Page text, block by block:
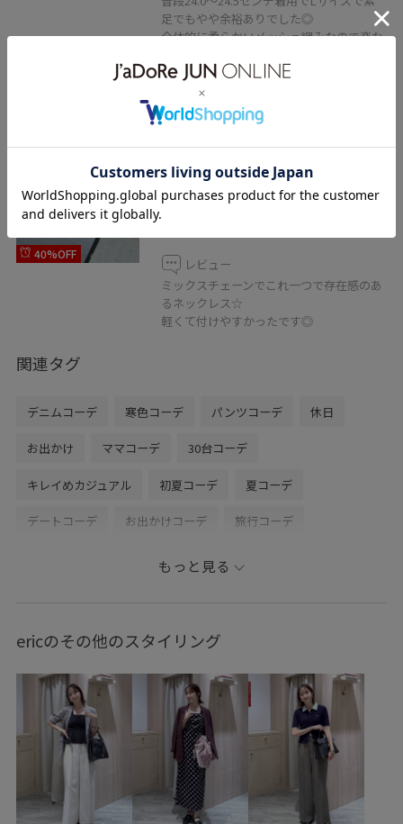
足でもやや余裕ありでした◎
全体的に柔らかいメッシュ網みなので楽な
40%OFF
2BUY10%OFF
VIS
チャームコンビチェーンネックレ
ス
シルバー / F
レビュー
ミックスチェーンでこれ一つで存在感のあ
るネックレス☆
軽くて付けやすかったです◎
関連タグ
デニムコーデ 寒色コーデ パンツコーデ 休日
お出かけ ママコーデ 30台コーデ
キレイめカジュアル 初夏コーデ 夏コーデ
デートコーデ お出かけコーデ 旅行コーデ
女子会コーデ 大人カジュアル
高身長 トップス ニット/セーター
パンプス アクセサリー ネックレス BVA36060
BVM16410 BVS16110 BVX45260 BVZ16190
26officecasual 26SSceremony 2BUY10%OFF対象商品
Tシャツ VIS_2026SS_POLO VIS_2026SS_POLO2
もっと見る
ericのその他のスタイリング